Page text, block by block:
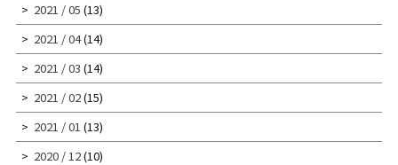
2021 / 05 (13)
2021 / 04(14)
2021 / 03 (14)
2021 / 02(15)
2021 / 01 (13)
2020 / 12(10)